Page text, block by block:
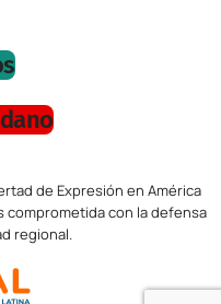
de Expresión en América
comprometida con la defensa
regional.